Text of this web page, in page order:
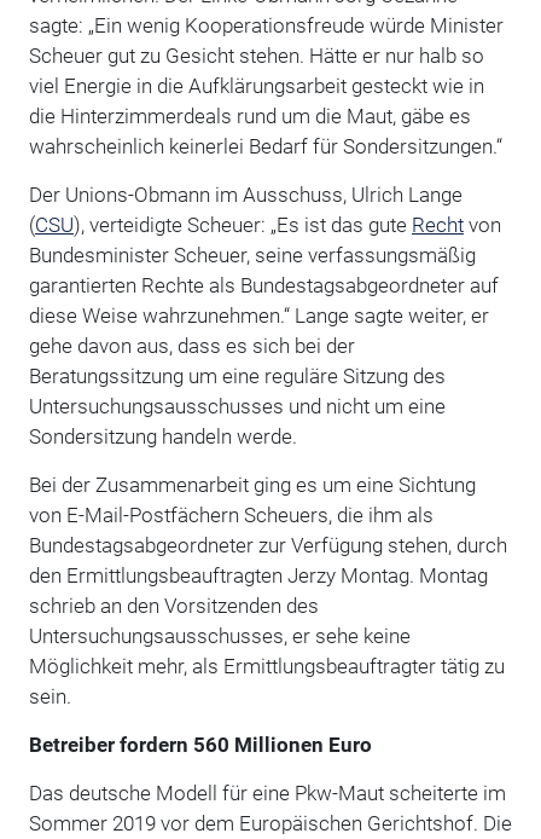
sagte: „Ein wenig Kooperationsfreude würde Minister
Scheuer gut zu Gesicht stehen. Hätte er nur halb so
viel Energie in die Aufklärungsarbeit gesteckt wie in
die Hinterzimmerdeals rund um die Maut, gäbe es
wahrscheinlich keinerlei Bedarf für Sondersitzungen.“
Der Unions-Obmann im Ausschuss, Ulrich Lange
(CSU), verteidigte Scheuer: „Es ist das gute Rechtvon
Bundesminister Scheuer, seine verfassungsmäßig
garantierten Rechte als Bundestagsabgeordneter auf
diese Weise wahrzunehmen.“ Lange sagte weiter, er
gehe davon aus, dass es sich bei der
Beratungssitzung um eine reguläre Sitzung des
Untersuchungsausschusses und nicht um eine
Sondersitzung handeln werde.
Bei der Zusammenarbeit ging es um eine Sichtung
von E-Mail-Postfächern Scheuers, die ihm als
Bundestagsabgeordneter zur Verfügung stehen, durch
den Ermittlungsbeauftragten Jerzy Montag. Montag
schrieb an den Vorsitzenden des
Untersuchungsausschusses, er sehe keine
Möglichkeit mehr, als Ermittlungsbeauftragter tätig zu
sein.
Betreiber fordern 560 Millionen Euro
Das deutsche Modell für eine Pkw-Maut scheiterte im
Sommer 2019 vor dem Europäischen Gerichtshof. Die